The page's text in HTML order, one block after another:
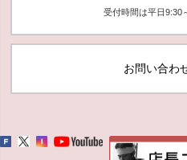
受付時間は平日9:30
お問い合わ